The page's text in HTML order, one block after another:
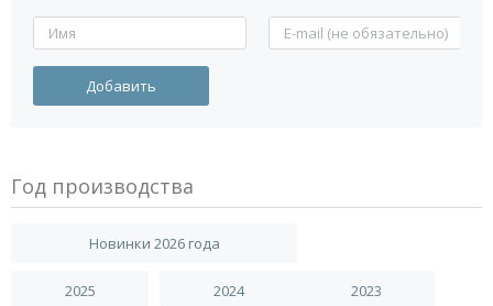
Год производства
Новинки 2026 года
2025 2024 2023